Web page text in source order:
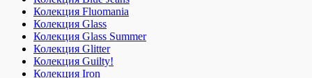
Колекция Fluomania
Колекция Glass
Колекция Glass Summer
Колекция Glitter
Колекция Guilty!
Колекция Iron